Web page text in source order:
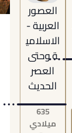
العصور
العربية -
الاسلامي
ة وحتى
العصر
الحديث
635
ميلادي